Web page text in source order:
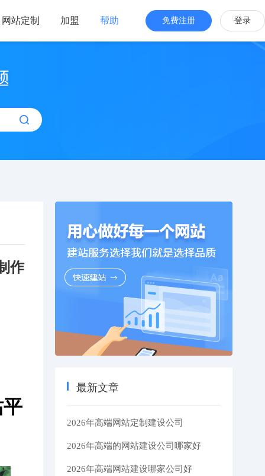
免费注册 登录
牌出海
新交互体验
网站定制 加盟 帮助
制作模板建站】
作
最新文章
2026年高端网站定制建设公司
2026年高端的网站建设公司哪家好
2026年高端网站建设哪家公司好